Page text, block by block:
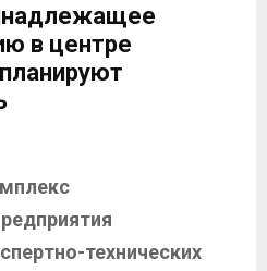
в центре
технических